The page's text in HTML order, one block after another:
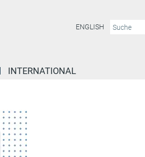
ENGLISH
INTERNATIONAL